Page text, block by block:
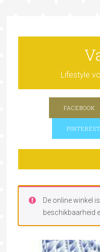
Lifestyle
FACEBOOK
PINTEREST
De online winkel
beschikbaarheid